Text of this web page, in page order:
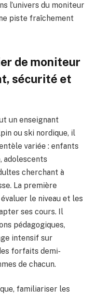
l’univers du moniteur
piste fraîchement
de moniteur
sécurité et
un enseignant
ou ski nordique, il
variée : enfants
adolescents
cherchant à
La première
le niveau et les
ses cours. Il
pédagogiques,
intensif sur
forfaits demi-
de chacun.
familiariser les